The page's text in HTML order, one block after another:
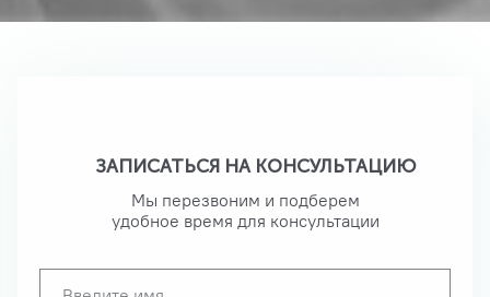
ЗАПИСАТЬСЯ НА КОНСУЛЬТАЦИЮ
Мы перезвоним и подберем
удобное время для консультации